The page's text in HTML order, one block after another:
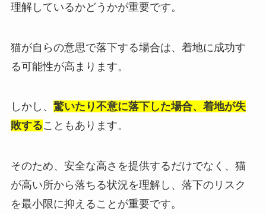
理解しているかどうかが重要です。
猫が自らの意思で落下する場合は、着地に成功す
る可能性が高まります。
しかし、 驚いたり不意に落下した場合、着地が失
敗することもあります。
そのため、安全な高さを提供するだけでなく、猫
が高い所から落ちる状況を理解し、落下のリスク
を最小限に抑えることが重要です。